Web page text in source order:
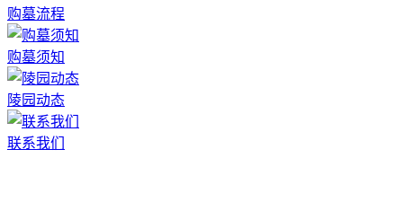
购墓流程
购墓须知
陵园动态
联系我们